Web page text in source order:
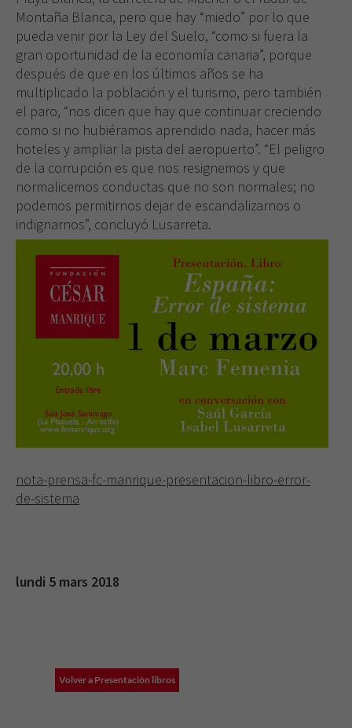
Montaña Blanca, pero que hay “miedo” por lo que
pueda venir por la Ley del Suelo, “como si fuera la
gran oportunidad de la economía canaria”, porque
después de que en los últimos años se ha
multiplicado la población y el turismo, pero también
el paro, “nos dicen que hay que continuar creciendo
como si no hubiéramos aprendido nada, hacer más
hoteles y ampliar la pista del aeropuerto”. “El peligro
de la corrupción es que nos resignemos y que
normalicemos conductas que no son normales; no
podemos permitirnos dejar de escandalizarnos o
indignarnos”, concluyó Lusarreta.
nota-prensa-fc-manrique-presentacion-libro-error-
de-sistema
lundi 5 mars 2018
Volver a Presentación libros
mejor posible
durante tu
visita. Si
cookies,
algunas
funcionalidades
desaparecerán
de la web.